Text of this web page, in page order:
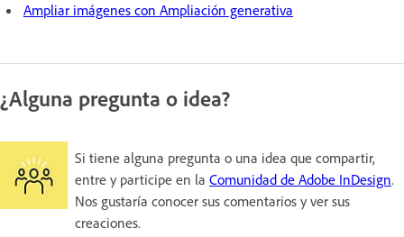
Ampliar imágenes con Ampliación generativa
¿Alguna pregunta o idea?
Si tiene alguna pregunta o una idea que compartir,
entre y participe en la Comunidad de Adobe InDesign.
Nos gustaría conocer sus comentarios y ver sus
creaciones.